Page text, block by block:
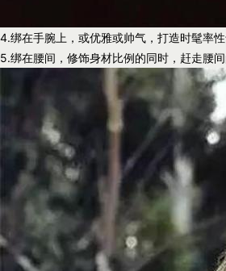
4.绑在手腕上，或优雅或帅气，打造时髦率
5.绑在腰间，修饰身材比例的同时，赶走腰